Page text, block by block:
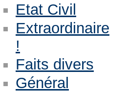
Etat Civil
Extraordinaire
!
Faits divers
Général